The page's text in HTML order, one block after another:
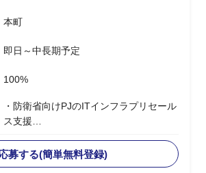
本町
即日～中長期予定
100%
・防衛省向けPJのITインフラプリセール
ス支援
む)の提案、設計、構築対応
・先方リーダー配下にて先方側若手社員
募する(簡単無料登録)